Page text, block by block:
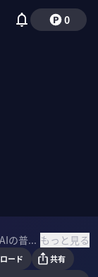
0
教育無償化、教員の不幸せ、AIの普及、受験システム崩壊など難問が山積する教育。日本の教育が抱える課題とは何か？それを乗り越えるために、どんな政策が必要なのか？教育経済学を専門する中室牧子・慶應義塾大学教授が、横浜創英中学・高等学校元校長の工藤勇一氏と、日本マクドナルドHDの日色保社長と語る。 ＜ゲスト＞ 工藤勇一｜元横浜創英中学・高等学校校長 1960年山形県生まれ。2014年から2020年3月まで千代田区立麹町中学校長を務め宿題、定期テスト、固定担任制の廃止などの大胆な教育改革を行った。 日色 保｜経済同友会 学校と経営者の交流活動推進委員会 委員長 日本マクドナルドHD CEO。1965年 愛知県生まれ。88年静岡大学人文学部卒。ジョンソン・エンド・ジョンソン社長などを経て、2021年より現職。 もっと見る
ード 共有